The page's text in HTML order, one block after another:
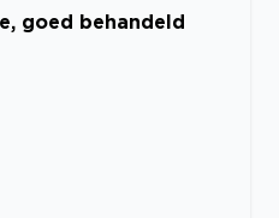
goed behandeld